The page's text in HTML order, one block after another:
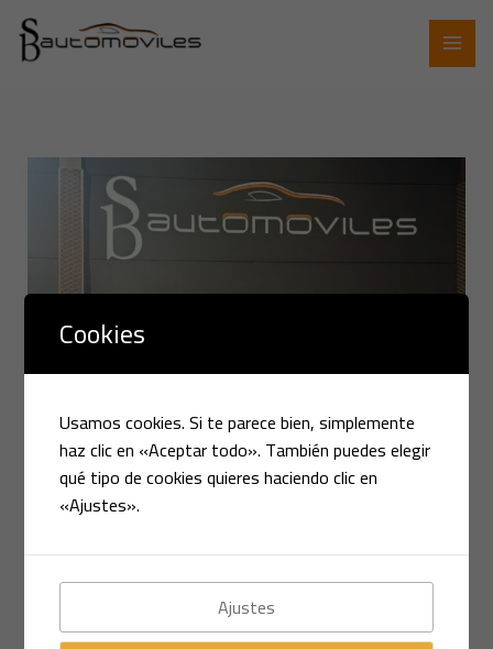
contenido
Moto Guzzi Dingo 49cc
Moto
Leer más »
Cookies
Usamos cookies. Si te parece bien, simplemente
haz clic en «Aceptar todo». También puedes elegir
qué tipo de cookies quieres haciendo clic en
«Ajustes».
Ajustes